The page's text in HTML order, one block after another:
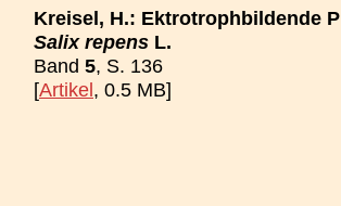
Kreisel, H.: Ektrotrophbildende
Salix repens L.
Band 5, S. 136
[Artikel, 0.5 MB]